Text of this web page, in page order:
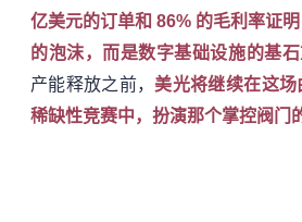
亿美元的订单和 86% 的毛利率证
的泡沫，而是数字基础设施的基
产能释放之前， 美光将继续在这
稀缺性竞赛中，扮演那个掌控阀门